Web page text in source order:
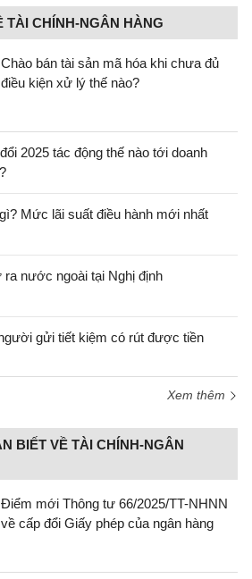
TÀI CHÍNH-NGÂN HÀNG
Chào bán tài sản mã hóa khi chưa đủ
điều kiện xử lý thế nào?
2025 tác động thế nào tới doanh
Mức lãi suất điều hành mới nhất
nước ngoài tại Nghị định
gửi tiết kiệm có rút được tiền
Xem thêm
BIẾT VỀ TÀI CHÍNH-NGÂN
Điểm mới Thông tư 66/2025/TT-NHNN
về cấp đổi Giấy phép của ngân hàng